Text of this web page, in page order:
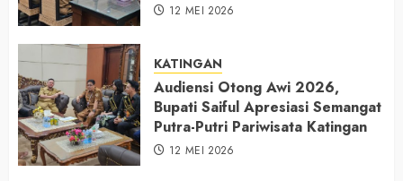
12 MEI 2026
KATINGAN
Audiensi Otong Awi 2026,
Bupati Saiful Apresiasi Semangat
Putra-Putri Pariwisata Katingan
12 MEI 2026